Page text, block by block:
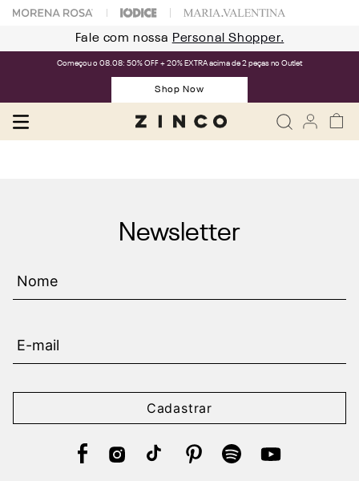
Fale com nossa Personal Shopper.
Começou o 08.08: 50% OFF + 20% EXTRA acima de 2 peças no Outlet
Shop Now
Newsletter
Cadastrar